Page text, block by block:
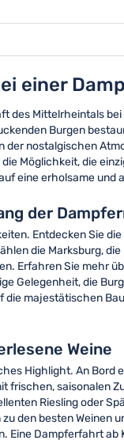
einer
des Mittelrheintals
Burgen
nostalgischen
Möglichkeit, die
eine erholsame und
der
Entdecken Sie
die Marksburg,
Erfahren Sie mehr
Gelegenheit, die
majestätischen
Weine
Highlight. An
saisonalen
Riesling oder
besten Weinen
Dampferfahrt ab